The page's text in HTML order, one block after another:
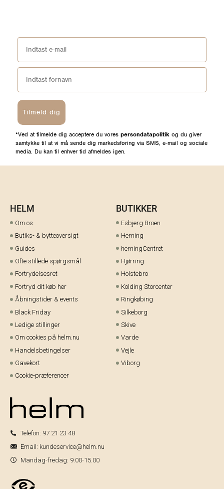
Tilmeld dig
*Ved at tilmelde dig acceptere du vores persondatapolitik og du giver
samtykke til at vi må sende dig markedsføring via SMS, e-mail og sociale
media. Du kan til enhver tid afmeldes igen.
HELM
Om os
Butiks- & bytteoversigt
Guides
Ofte stillede spørgsmål
Fortrydelsesret
Fortryd dit køb her
Åbningstider & events
Black Friday
Ledige stillinger
Om cookies på helm.nu
Handelsbetingelser
Gavekort
Cookie-præferencer
BUTIKKER
Esbjerg Broen
Herning
herningCentret
Hjørring
Holstebro
Kolding Storcenter
Ringkøbing
Silkeborg
Skive
Varde
Vejle
Viborg
Telefon: 97 21 23 48
Email: kundeservice@helm.nu
Mandag-fredag: 9.00-15.00